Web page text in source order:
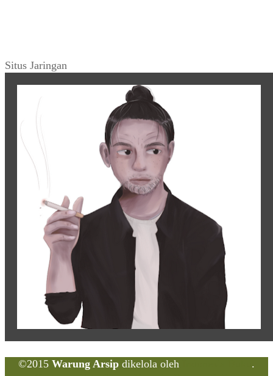
Situs Jaringan
©2015 Warung Arsip dikelola oleh
.